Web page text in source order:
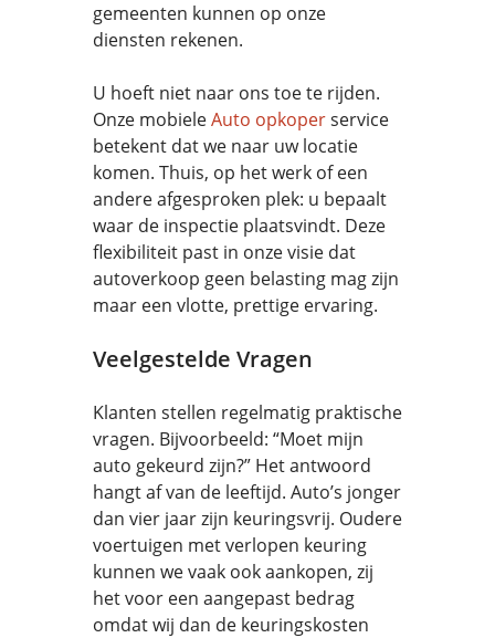
gemeenten kunnen op onze
diensten rekenen.
U hoeft niet naar ons toe te rijden.
Onze mobieleAuto opkoperservice
betekent dat we naar uw locatie
komen. Thuis, op het werk of een
andere afgesproken plek: u bepaalt
waar de inspectie plaatsvindt. Deze
flexibiliteit past in onze visie dat
autoverkoop geen belasting mag zijn
maar een vlotte, prettige ervaring.
Veelgestelde Vragen
Klanten stellen regelmatig praktische
vragen. Bijvoorbeeld: “Moet mijn
auto gekeurd zijn?” Het antwoord
hangt af van de leeftijd. Auto’s jonger
dan vier jaar zijn keuringsvrij. Oudere
voertuigen met verlopen keuring
kunnen we vaak ook aankopen, zij
het voor een aangepast bedrag
omdat wij dan de keuringskosten